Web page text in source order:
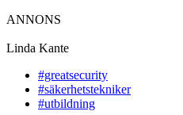
ANNONS
Linda Kante
#greatsecurity
#säkerhetstekniker
#utbildning